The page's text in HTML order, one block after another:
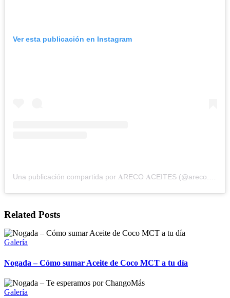
Ver esta publicación en Instagram
Una publicación compartida por 𝐀RECO 𝐀CEITES (@areco.nogada)
Related Posts
Galería
Nogada – Cómo sumar Aceite de Coco MCT a tu día
Galería